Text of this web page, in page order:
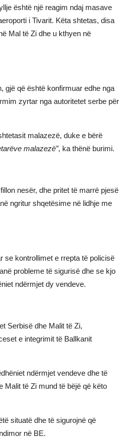
është një reagim ndaj masave
i Tivarit. Këta shtetas, disa
Mal të Zi dhe u kthyen në
gjë që është konfirmuar edhe nga
zyrtar nga autoritetet serbe për
malazezë, duke e bërë
malazezë”, ka thënë burimi.
nesër, dhe pritet të marrë pjesë
ngritur shqetësime në lidhje me
se kontrollimet e rrepta të policisë
probleme të sigurisë dhe se kjo
ndërmjet dy vendeve.
Serbisë dhe Malit të Zi,
e integrimit të Ballkanit
ndërmjet vendeve dhe të
Malit të Zi mund të bëjë që këto
situatë dhe të sigurojnë që
në BE.